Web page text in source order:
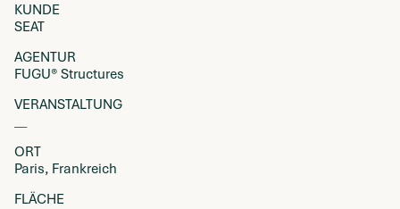
KUNDE
SEAT
AGENTUR
FUGU® Structures
VERANSTALTUNG
ORT
Paris, Frankreich
FLÄCHE